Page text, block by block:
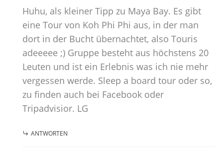
Huhu, als kleiner Tipp zu Maya Bay. Es gibt
eine Tour von Koh Phi Phi aus, in der man
dort in der Bucht übernachtet, also Touris
adeeeee ;) Gruppe besteht aus höchstens 20
Leuten und ist ein Erlebnis was ich nie mehr
vergessen werde. Sleep a board tour oder so,
zu finden auch bei Facebook oder
Tripadvisior. LG
ANTWORTEN